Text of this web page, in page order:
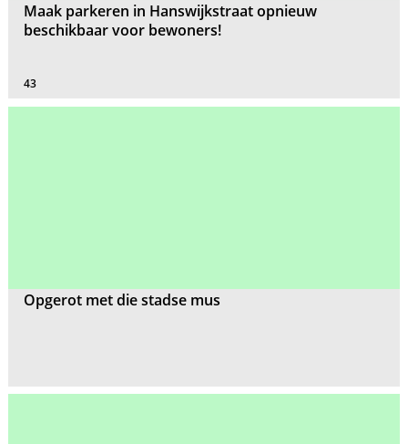
Maak parkeren in Hanswijkstraat opnieuw
beschikbaar voor bewoners!
43
Opgerot met die stadse mus